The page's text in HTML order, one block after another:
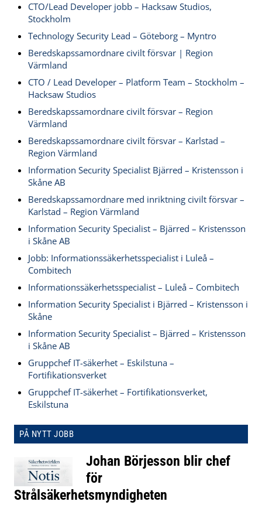
CTO/Lead Developer jobb – Hacksaw Studios,
Stockholm
Technology Security Lead – Göteborg – Myntro
Beredskapssamordnare civilt försvar | Region
Värmland
CTO / Lead Developer – Platform Team – Stockholm –
Hacksaw Studios
Beredskapssamordnare civilt försvar – Region
Värmland
Beredskapssamordnare civilt försvar – Karlstad –
Region Värmland
Information Security Specialist Bjärred – Kristensson i
Skåne AB
Beredskapssamordnare med inriktning civilt försvar –
Karlstad – Region Värmland
Information Security Specialist – Bjärred – Kristensson
i Skåne AB
Jobb: Informationssäkerhetsspecialist i Luleå –
Combitech
Informationssäkerhetsspecialist – Luleå – Combitech
Information Security Specialist i Bjärred – Kristensson i
Skåne
Information Security Specialist – Bjärred – Kristensson
i Skåne AB
Gruppchef IT-säkerhet – Eskilstuna –
Fortifikationsverket
Gruppchef IT-säkerhet – Fortifikationsverket,
Eskilstuna
PÅ NYTT JOBB
Johan Börjesson blir chef
för
Strålsäkerhetsmyndigheten